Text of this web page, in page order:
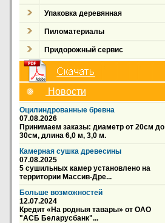
Упаковка деревянная
Пиломатериалы
Придорожный сервис
Новости
Оцилиндрованные бревна
07.08.2026
Принимаем заказы: диаметр от 20см до
30см, длина 6,0 м, 3,0 м.
Камерная сушка древесины
07.08.2025
5 сушильных камер установлено на
территории Массив-Дре...
Больше возможностей
12.07.2024
Кредит «На родныя тавары» от ОАО
"АСБ Беларусбанк"...